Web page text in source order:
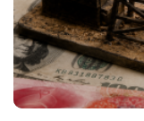
자문·상담